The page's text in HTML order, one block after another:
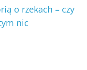
o rzekach – czy
nic